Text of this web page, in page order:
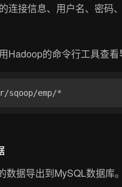
连接信息、用户名、密码
Hadoop的命令行工具查看
据导出到MySQL数据库。